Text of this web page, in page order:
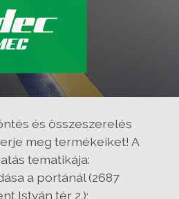
és összeszerelés
meg termékeiket! A
tematikája:
a portánál (2687
István tér 2.);